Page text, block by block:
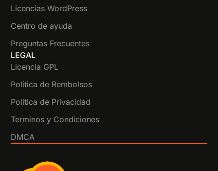
Licencias WordPress
Centro de ayuda
Preguntas Frecuentes
LEGAL
Licencia GPL
Politica de Rembolsos
Politica de Privacidad
Terminos y Condiciones
DMCA